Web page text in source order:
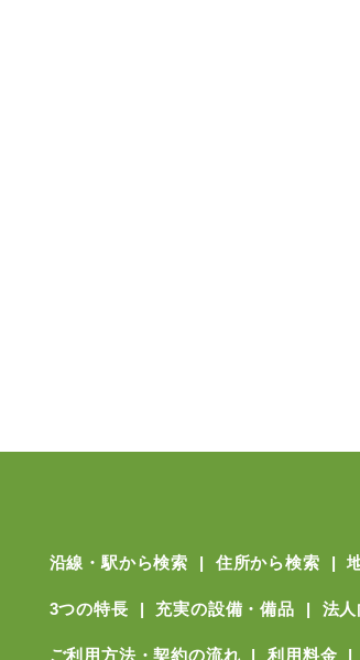
沿線・駅から検索 住所から検索
3つの特長 充実の設備・備品 法
ご利用方法・契約の流れ 利用料金